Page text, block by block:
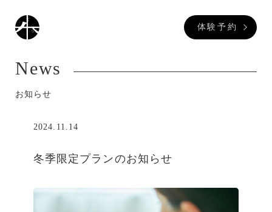
体験予約
News
お知らせ
2024.11.14
冬季限定プランのお知らせ